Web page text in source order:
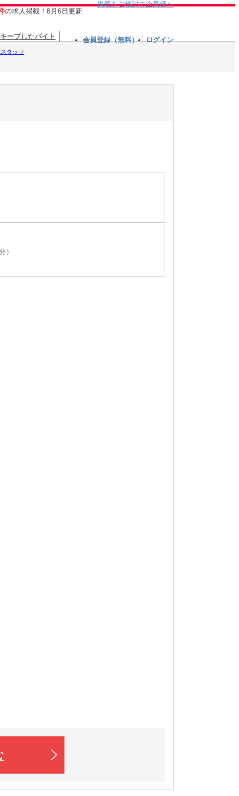
の求人掲載！8月6日更新
掲載をご検討の企業様へ
キープしたバイト 会員登録（無料） ログイン
タッフ
）